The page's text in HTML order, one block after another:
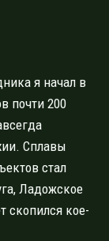
я начал в
почти 200
Сплавы
стал
Ладожское
скопился кое-